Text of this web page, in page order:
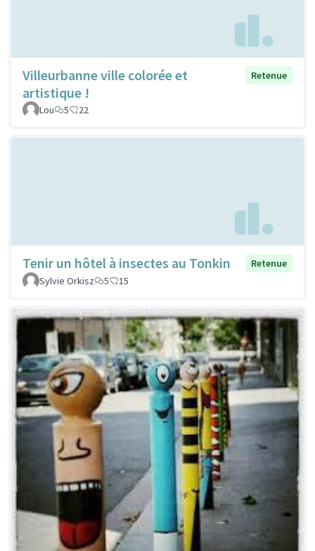
Villeurbanne ville colorée et
artistique !
Retenue
Lou 5 22
Tenir un hôtel à insectes au Tonkin
Retenue
Sylvie Orkisz
5 15